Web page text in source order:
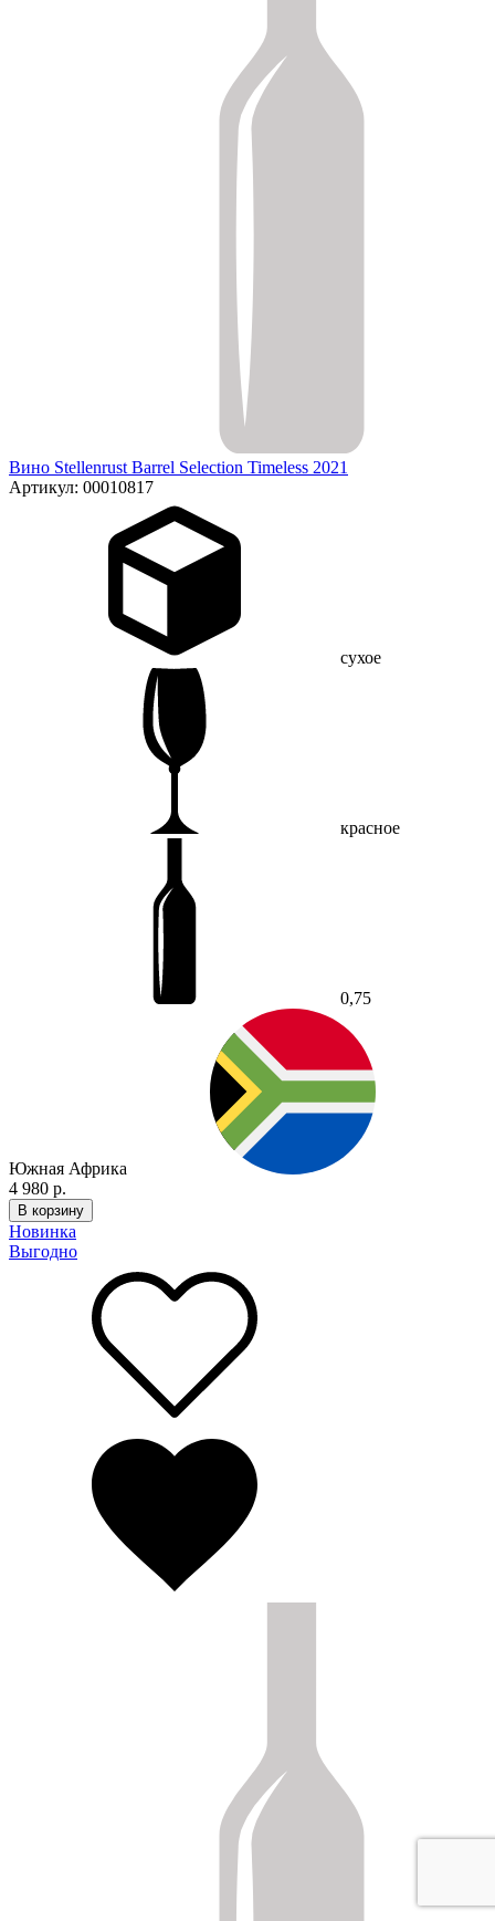
Вино Stellenrust Barrel Selection Timeless 2021
Артикул: 00010817
сухое
красное
0,75
Южная Африка
4 980 р.
В корзину
Новинка
Выгодно